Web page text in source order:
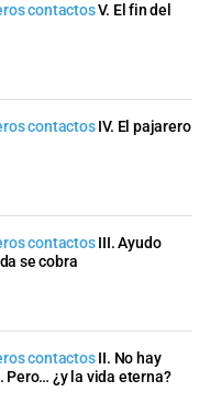
contactosV. El fin del
contactos IV. El pajarero
contactos III. Ayudo
se cobra
contactos II. No hay
Pero… ¿y la vida eterna?